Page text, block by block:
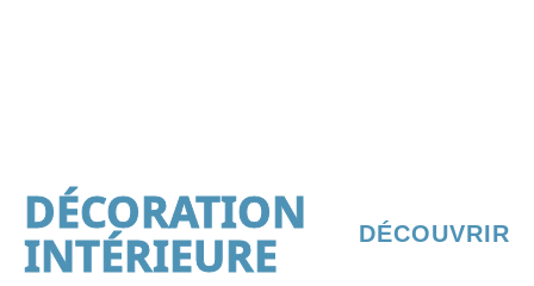
DÉCORATION
INTÉRIEURE DÉCOUVRIR